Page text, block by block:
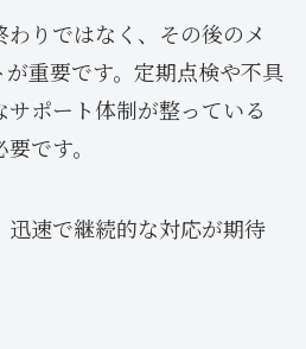
りではなく、その後のメ
重要です。定期点検や不具
ポート体制が整っている
です。
速で継続的な対応が期待